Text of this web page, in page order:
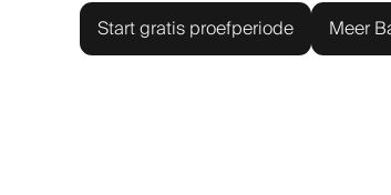
Start gratis proefperiode Meer